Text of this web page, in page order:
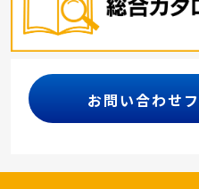
お問い合わせ